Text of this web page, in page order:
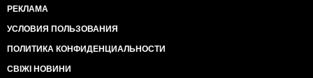
РЕКЛАМА
УСЛОВИЯ ПОЛЬЗОВАНИЯ
ПОЛИТИКА КОНФИДЕНЦИАЛЬНОСТИ
СВІЖІ НОВИНИ